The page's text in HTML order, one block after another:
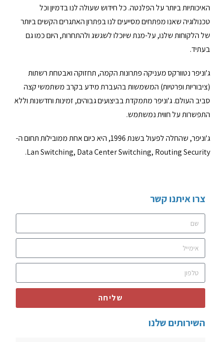
האיכותיות ביותר על הפלנטה. כל חידוש שעולה לנו בדמיון וכל
טכנולוגיה שאנו מפתחים מסייעים לנו בפתרון האתגרים הקשים ביותר
של הלקוחות שלנו, על-מנת שיוכלו לשגשג ולהתחרות, היום כמו גם
בעתיד.
ג'וניפר נטוורקס מעניקה פתרונות הקמה, תחזוקה ואבטחת רשתות
(ציבוריות ופרטיות) המשמשות בהעברת מידע בקרב משתמשי קצה
סביב העולם. ג'וניפר מתמקדת בביצועים גבוהים, זמינות וחדשנות וללא
התפשרות על חווית נמשתמש.
ג'וניפר, שהחלה לפעול בשנת 1996, היא כיום אחת ממובילות תחום ה-
Lan Switching, Data Center Switching, Routing Security.
צרו איתנו קשר
שליחה
השירותים שלנו